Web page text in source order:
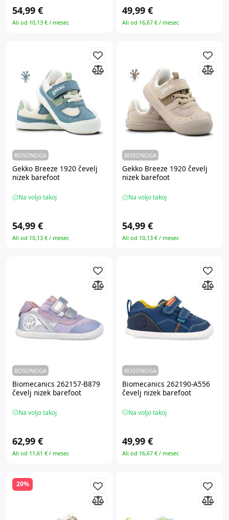
54,99 €
Ali od 10,13 € / mesec
49,99 €
Ali od 16,67 € / mesec
BOSONOGA
Gekko Breeze 1920 čevelj
nizek barefoot
Na voljo takoj
54,99 €
Ali od 10,13 € / mesec
BOSONOGA
Gekko Breeze 1920 čevelj
nizek barefoot
Na voljo takoj
54,99 €
Ali od 10,13 € / mesec
BOSONOGA
Biomecanics 262157-B879
čevelj nizek barefoot
Na voljo takoj
62,99 €
Ali od 11,61 € / mesec
BOSONOGA
Biomecanics 262190-A556
čevelj nizek barefoot
Na voljo takoj
49,99 €
Ali od 16,67 € / mesec
20%